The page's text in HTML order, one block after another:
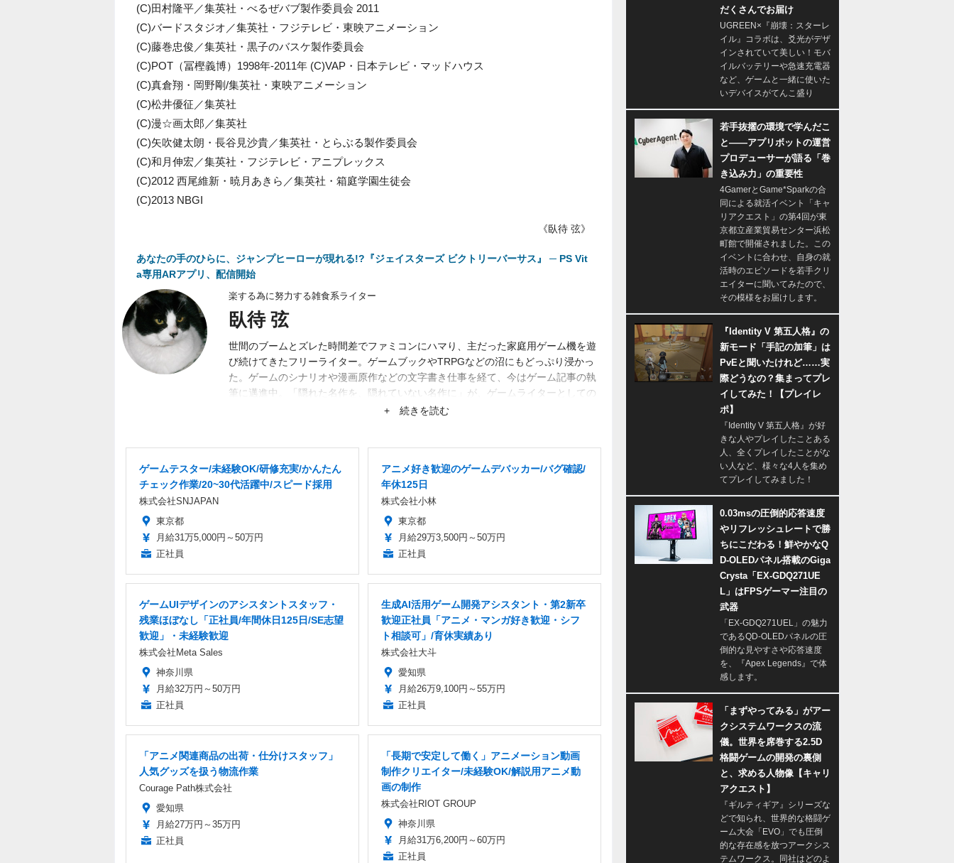
(C)田村隆平／集英社・べるぜバブ製作委員会 2011
(C)バードスタジオ／集英社・フジテレビ・東映アニメーション
(C)藤巻忠俊／集英社・黒子のバスケ製作委員会
(C)POT（冨樫義博）1998年-2011年 (C)VAP・日本テレビ・マッドハウス
(C)真倉翔・岡野剛/集英社・東映アニメーション
(C)松井優征／集英社
(C)漫☆画太郎／集英社
(C)矢吹健太朗・長谷見沙貴／集英社・とらぶる製作委員会
(C)和月伸宏／集英社・フジテレビ・アニプレックス
(C)2012 西尾維新・暁月あきら／集英社・箱庭学園生徒会
(C)2013 NBGI
《臥待 弦》
あなたの手のひらに、ジャンプヒーローが現れる!?『ジェイスターズ ビクトリーバーサス』 ─ PS Vit
a専用ARアプリ、配信開始
楽する為に努力する雑食系ライター
臥待 弦
世間のブームとズレた時間差でファミコンにハマり、主だった家庭用ゲーム機を遊
び続けてきたフリーライター。ゲームブックやTRPGなどの沼にもどっぷり浸かっ
た。ゲームのシナリオや漫画原作などの文字書き仕事を経て、今はゲーム記事の執
筆に邁進中。「隠れた名作を、隠れていない名作に」が、ゲームライターとしての
目標。隙あらば、あまり知られていない作品にスポットを当てたがる。仕事は幅広
+ 続きを読む
ゲームテスター/未経験OK/研修充実/かんたん
チェック作業/20~30代活躍中/スピード採用
株式会社SNJAPAN
東京都
月給31万5,000円～50万円
正社員
アニメ好き歓迎のゲームデバッカー/バグ確認/
年休125日
株式会社小林
東京都
月給29万3,500円～50万円
正社員
ゲームUIデザインのアシスタントスタッフ・
残業ほぼなし「正社員/年間休日125日/SE志望
歓迎」・未経験歓迎
株式会社Meta Sales
神奈川県
月給32万円～50万円
正社員
生成AI活用ゲーム開発アシスタント・第2新卒
歓迎正社員「アニメ・マンガ好き歓迎・シフ
ト相談可」/育休実績あり
株式会社大斗
愛知県
月給26万9,100円～55万円
正社員
「アニメ関連商品の出荷・仕分けスタッフ」
人気グッズを扱う物流作業
Courage Path株式会社
愛知県
月給27万円～35万円
正社員
「長期で安定して働く」アニメーション動画
制作クリエイター/未経験OK/解説用アニメ動
画の制作
株式会社RIOT GROUP
神奈川県
月給31万6,200円～60万円
正社員
だくさんでお届け
UGREEN×『崩壊：スターレ
イル』コラボは、爻光がデザ
インされていて美しい！モバ
イルバッテリーや急速充電器
など、ゲームと一緒に使いた
いデバイスがてんこ盛り
若手抜擢の環境で学んだこ
と――アプリボットの運営
プロデューサーが語る「巻
き込み力」の重要性
4GamerとGame*Sparkの合
同による就活イベント「キャ
リアクエスト」の第4回が東
京都立産業貿易センター浜松
町館で開催されました。この
イベントに合わせ、自身の就
活時のエピソードを若手クリ
エイターに聞いてみたので、
その模様をお届けします。
『Identity V 第五人格』の
新モード「手記の加筆」は
PvEと聞いたけれど……実
際どうなの？集まってプレ
イしてみた！【プレイレ
ポ】
『Identity V 第五人格』が好
きな人やプレイしたことある
人、全くプレイしたことがな
い人など、様々な4人を集め
てプレイしてみました！
0.03msの圧倒的応答速度
やリフレッシュレートで勝
ちにこだわる！鮮やかなQ
D-OLEDパネル搭載のGiga
Crysta「EX-GDQ271UE
L」はFPSゲーマー注目の
武器
「EX-GDQ271UEL」の魅力
であるQD-OLEDパネルの圧
倒的な見やすさや応答速度
を、『Apex Legends』で体
感します。
「まずやってみる」がアー
クシステムワークスの流
儀。世界を席巻する2.5D
格闘ゲームの開発の裏側
と、求める人物像【キャリ
アクエスト】
『ギルティギア』シリーズな
どで知られ、世界的な格闘ゲ
ーム大会「EVO」でも圧倒
的な存在感を放つアークシス
テムワークス。同社はどのよ